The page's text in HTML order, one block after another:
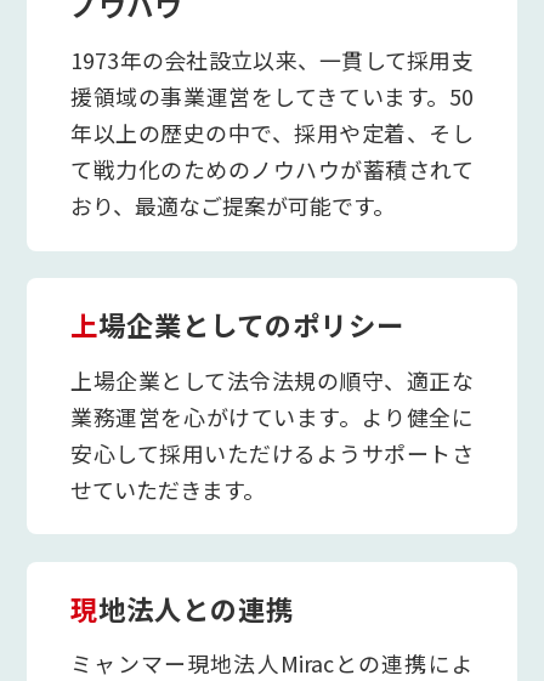
1973年の会社設立以来、一貫して採用支
援領域の事業運営をしてきています。50
年以上の歴史の中で、採用や定着、そし
て戦力化のためのノウハウが蓄積されて
おり、最適なご提案が可能です。
上場企業としてのポリシー
上場企業として法令法規の順守、適正な
業務運営を心がけています。より健全に
安心して採用いただけるようサポートさ
せていただきます。
現地法人との連携
ミャンマー現地法人Miracとの連携によ